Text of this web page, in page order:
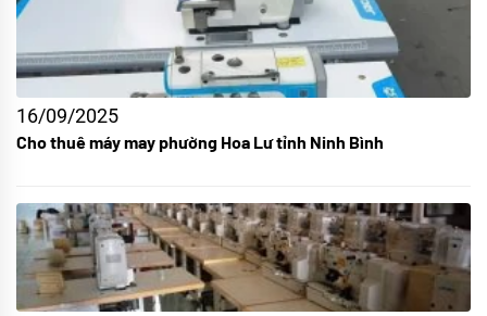
16/09/2025
Cho thuê máy may phường Hoa Lư tỉnh Ninh Bình